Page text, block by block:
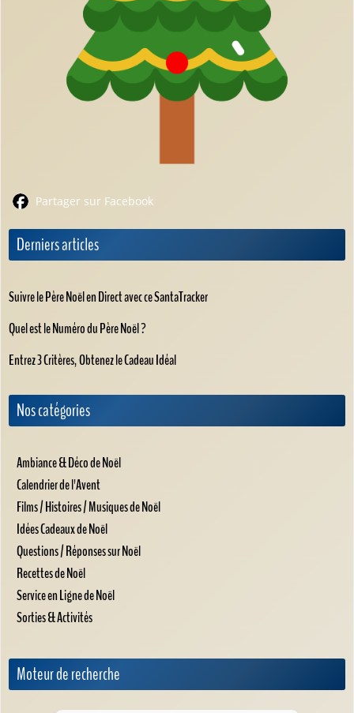
Partager sur Facebook
Derniers articles
Suivre le Père Noël en Direct avec ce SantaTracker
Quel est le Numéro du Père Noël ?
Entrez 3 Critères, Obtenez le Cadeau Idéal
Nos catégories
Ambiance & Déco de Noël
Calendrier de l'Avent
Films / Histoires / Musiques de Noël
Idées Cadeaux de Noël
Questions / Réponses sur Noël
Recettes de Noël
Service en Ligne de Noël
Sorties & Activités
Moteur de recherche